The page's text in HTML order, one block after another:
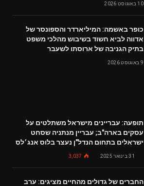
10 באוגוסט 2026
כופר באשמה: המיליארדר והספונסר של
אדווה לביא חשוד בשיבוש מהלכי משפט
בתיק הגניבה של ארוסתו לשעבר
9 באוגוסט 2026
תופעה: עבריינים מישראל משתלטים על
עסקים בארה"ב; עבריין מנתניה שסחט
ישראלים בתחום הנדל"ן נעצר בלוס אנג׳לס
31 בינואר 2025 3,037
החברים של גדולים מהחיים מציגים: ערב